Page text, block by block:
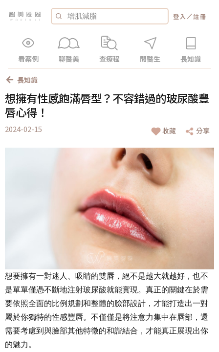
登入 ／註冊
看案例 聊醫美 查療程 問醫生 長知識
長知識
想擁有性感飽滿唇型？不容錯過的玻尿酸豐
唇心得！
2024-02-15 收藏 分享
想要擁有一對迷人、吸睛的雙唇，絕不是越大就越好，也不
是單單僅憑不斷地注射玻尿酸就能實現。真正的關鍵在於需
要依照全面的比例規劃和整體的臉部設計，才能打造出一對
屬於你獨特的性感豐唇。不僅僅是將注意力集中在唇部，還
需要考慮到與臉部其他特徵的和諧結合，才能真正展現出你
的魅力。